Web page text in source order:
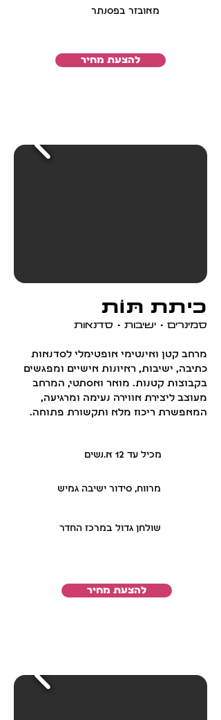
מאובזר בפסנתר
להצעת מחיר
כיתת תּוֹת
סמינרים • ישיבות • סדנאות
מרחב קטן ואינטימי אופטימלי לסדנאות
כתיבה, ישיבות, ראיונות אישיים ומפגשים
בקבוצות קטנות. מואר ואסתטי, המרחב
מעוצב ליצירת אווירה נעימה ומרגיעה,
המאפשרת ריכוז מלא ותקשורת פתוחה.
מכיל עד 12 א.נשים
מרווח, סידור ישיבה גמיש
שולחן גדול במרכז החדר
להצעת מחיר